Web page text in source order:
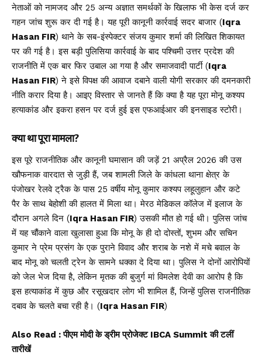
नेताओं को नामजद और 25 अन्य अज्ञात समर्थकों के खिलाफ भी केस दर्ज कर
गहन जांच शुरू कर दी गई है। यह पूरी कानूनी कार्रवाई सदर बाजार (Iqra
Hasan FIR) थाने के सब-इंस्पेक्टर संजय कुमार शर्मा की लिखित शिकायत
पर की गई है। इस बड़ी पुलिसिया कार्रवाई के बाद पश्चिमी उत्तर प्रदेश की
राजनीति में एक बार फिर उबाल आ गया है और समाजवादी पार्टी (Iqra
Hasan FIR) ने इसे विपक्ष की आवाज दबाने वाली योगी सरकार की दमनकारी
नीति करार दिया है। आइए विस्तार से जानते हैं कि क्या है यह पूरा मोनू कश्यप
हत्याकांड और इकरा हसन पर दर्ज हुई इस एफआईआर की इनसाइड स्टोरी।
क्या था पूरा मामला?
इस पूरे राजनीतिक और कानूनी घमासान की जड़ें 21 अप्रैल 2026 की उस
खौफनाक वारदात से जुड़ी हैं, जब शामली जिले के कांधला थाना क्षेत्र के
पंजोखर रेलवे ट्रैक के पास 25 वर्षीय मोनू कुमार कश्यप लहूलुहान और कटे
पैर के साथ बेहोशी की हालत में मिला था। मेरठ मेडिकल कॉलेज में इलाज के
दौरान अगले दिन (Iqra Hasan FIR) उसकी मौत हो गई थी। पुलिस जांच
में यह चौंकाने वाला खुलासा हुआ कि मोनू के ही दो दोस्तों, शुभम और सचिन
कुमार ने प्रेम प्रसंग के एक पुराने विवाद और शराब के नशे में मचे बवाल के
बाद मोनू को चलती ट्रेन के सामने धक्का दे दिया था। पुलिस ने दोनों आरोपियों
को जेल भेज दिया है, लेकिन मृतक की बुजुर्ग मां विमलेश देवी का आरोप है कि
इस हत्याकांड में कुछ और रसूखदार लोग भी शामिल हैं, जिन्हें पुलिस राजनीतिक
दबाव के चलते बचा रही है। (Iqra Hasan FIR)
Also Read :पीएम मोदी के ड्रीम प्रोजेक्ट IBCA Summit की टलीं
तारीखें